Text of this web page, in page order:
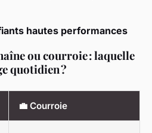
hautes performances
ou courroie : laquelle
quotidien ?
💼 Courroie